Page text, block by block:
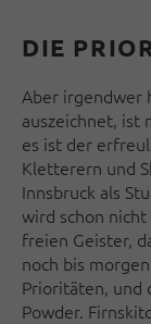
DIE
Aber irgendwer
auszeichnet, ist
es ist der
Kletterern und
Innsbruck als
wird schon
freien Geister,
noch bis
Prioritäten, und
Powder.